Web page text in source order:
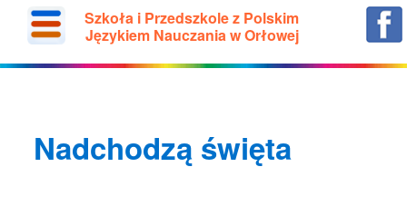
Szkoła i Przedszkole z Polskim
Językiem Nauczania w Orłowej
Nadchodzą święta